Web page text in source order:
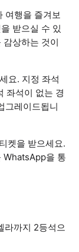
여행을 즐겨보
받으실 수 있
상하는 것이
요. 지정 좌석
좌석이 없는 경
그레이드됩니
켓을 받으세요.
WhatsApp을 통
라까지 2등석으